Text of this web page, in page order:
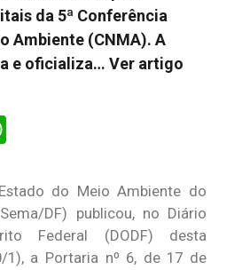
da 5ª Conferência
Ambiente (CNMA). A
e oficializa… Ver artigo
do Meio Ambiente do
DF) publicou, no Diário
Federal (DODF) desta
1), a Portaria nº 6, de 17 de